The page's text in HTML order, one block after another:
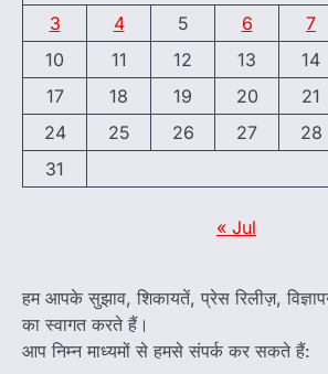
3
4 5 6 7
10
11 12 13 14
17
18 19 20 21
24
25 26 27 28
31
« Jul
हम आपके सुझाव, शिकायतें, प्रेस रिलीज़,
का स्वागत करते हैं।
आप निम्न माध्यमों से हमसे संपर्क कर सकते हैं: